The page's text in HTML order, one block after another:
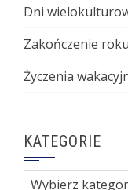
Dni
Zakończenie
Życzenia
KATEGORIE
Kategorie